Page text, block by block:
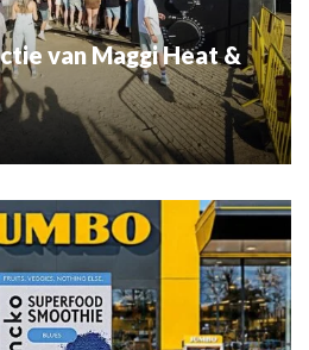
van Maggi Heat &